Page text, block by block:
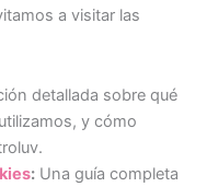
a visitar las
detallada sobre qué
y cómo
:Una guía completa